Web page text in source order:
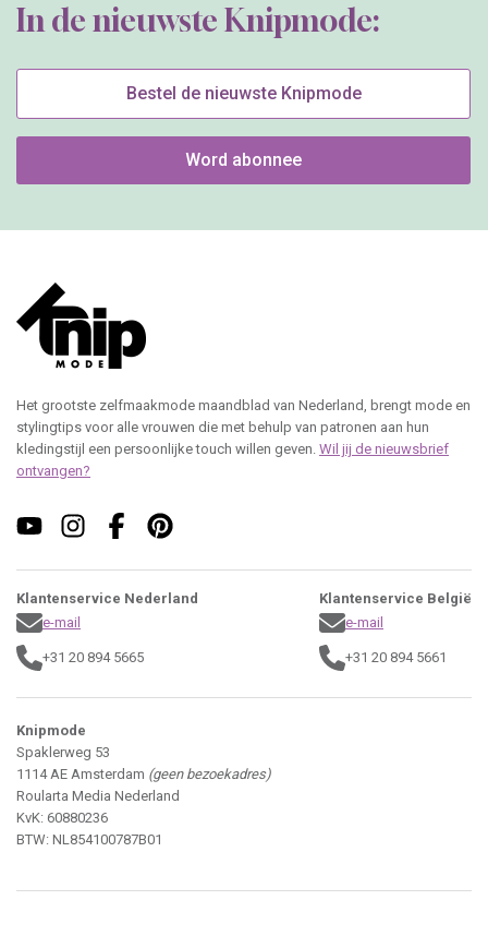
In de nieuwste Knipmode:
Bestel de nieuwste Knipmode
Word abonnee
Het grootste zelfmaakmode maandblad van Nederland, brengt mode en
stylingtips voor alle vrouwen die met behulp van patronen aan hun
kledingstijl een persoonlijke touch willen geven. Wil jij de nieuwsbrief
ontvangen?
Klantenservice Nederland
e-mail
+31 20 894 5665
Klantenservice België
e-mail
+31 20 894 5661
Knipmode
Spaklerweg 53
1114 AE Amsterdam (geen bezoekadres)
Roularta Media Nederland
KvK: 60880236
BTW: NL854100787B01